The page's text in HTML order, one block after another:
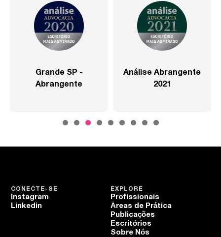
Grande SP -
Abrangente
Análise Abrangente
2021
EXPLORE
Profissionais
Áreas de Prática
Publicações
Escritórios
Sobre Nós
CONECTE-SE
Instagram
Linkedin